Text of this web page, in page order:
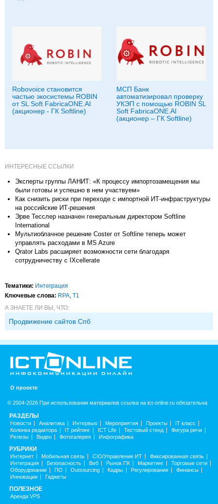
Robovoice становится
частью экосистемы ROBIN
от SL Soft FabricaONE.AI
(акционер - ГК Softline)
МСП Банк
автоматизировал проверку
УКЭП с помощью ROBIN SL
Soft FabricaONE.AI
(акционер – ГК Softline)
ИНТЕРЕСНЫЕ ССЫЛКИ
Эксперты группы ЛАНИТ: «К процессу импортозамещения мы
были готовы и успешно в нем участвуем»
Как снизить риски при переходе с импортной ИТ-инфраструктуры
на российские ИТ-решения
Эрве Тесслер назначен генеральным директором Softline
International
Мультиоблачное решение Coster от Softline теперь может
управлять расходами в MS Azure
Qrator Labs расширяет возможности сети благодаря
сотрудничеству с IXcellerate
Тематики: Интеграция
Ключевые слова: RPA Т1
А ЗНАЕТЕ ЛИ ВЫ, ЧТО:
Продвижение сайтов Спб
О проекте
© 2004-2026 При использовании материалов ссылка на ict-online.ru обязательна
РАЗДЕЛЫ
Новости Аналитика Интервью Мероприятия Проекты
IT класс
Колонка редактора
IT рейтинг ICT Life Тестовый стенд
Фигура речи
Релизы
Видео Фотогалерея Инфографика
РУБРИКИ
Интернет Мобильная связь CIO/Управление ИТ
Фиксированная связь
Интеграция
Безопасность Веб Рынок ПК Маркетинг
Торговые сети
Оборудование
ПО Outsourcing Кадры Регулирование
Финансы
Инновации
Гаджеты
ПОЛЕЗНОЕ
Аренда VPS